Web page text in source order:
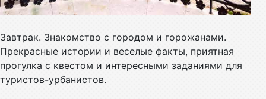
Завтрак. Знакомство с городом и горожанами.
Прекрасные истории и веселые факты, приятная
прогулка с квестом и интересными заданиями для
туристов-урбанистов.